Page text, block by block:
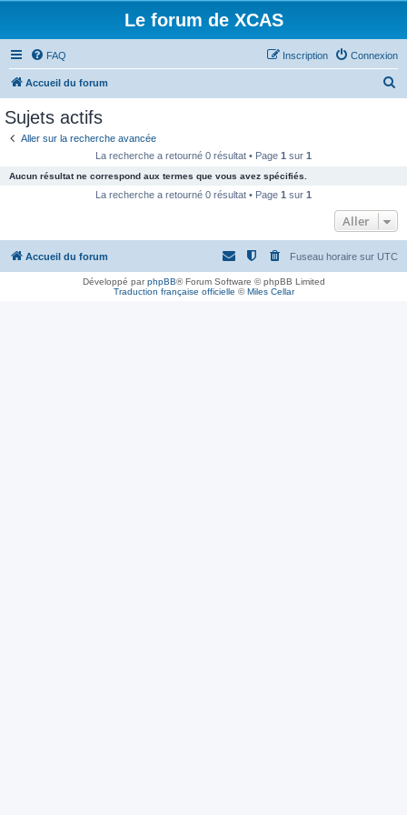
Le forum de XCAS
FAQ Connexion
Inscription
Accueil du forum
c
e
Sujets actifs
Aller sur la recherche avancée
La recherche a retourné 0 résultat • Page 1 sur 1
Aucun résultat ne correspond aux termes que vous avez spécifiés.
La recherche a retourné 0 résultat • Page 1 sur 1
Aller
Accueil du forum Fuseau horaire sur UTC
Développé parphpBB® Forum Software © phpBB Limited
Traduction française officielle ©Miles Cellar